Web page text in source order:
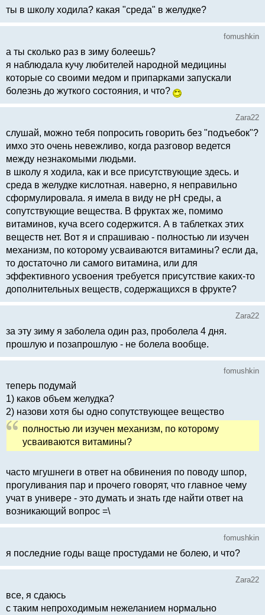
ты в школу ходила? какая "среда" в желудке?
fomushkin
а ты сколько раз в зиму болеешь?
я наблюдала кучу любителей народной медицины
которые со своими медом и припарками запускали
болезнь до жуткого состояния, и что?
Zara22
слушай, можно тебя попросить говорить без "подъебок"?
имхо это очень невежливо, когда разговор ведется
между незнакомыми людьми.
в школу я ходила, как и все присутствующие здесь. и
среда в желудке кислотная. наверно, я неправильно
сформулировала. я имела в виду не рН среды, а
сопутствующие вещества. В фруктах же, помимо
витаминов, куча всего содержится. А в таблетках этих
веществ нет. Вот я и спрашиваю - полностью ли изучен
механизм, по которому усваиваются витамины? если да,
то достаточно ли самого витамина, или для
эффективного усвоения требуется присутствие каких-то
дополнительных веществ, содержащихся в фрукте?
Zara22
за эту зиму я заболела один раз, проболела 4 дня.
прошлую и позапрошлую - не болела вообще.
fomushkin
теперь подумай
1) каков объем желудка?
2) назови хотя бы одно сопутствующее вещество
полностью ли изучен механизм, по которому
усваиваются витамины?
часто мгушнеги в ответ на обвинения по поводу шпор,
прогуливания пар и прочего говорят, что главное чему
учат в универе - это думать и знать где найти ответ на
возникающий вопрос =\
fomushkin
я последние годы ваще простудами не болею, и что?
Zara22
все, я сдаюсь
с таким непроходимым нежеланием нормально